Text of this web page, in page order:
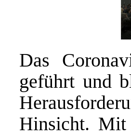
Das
geführt und
Hinsicht. Mit